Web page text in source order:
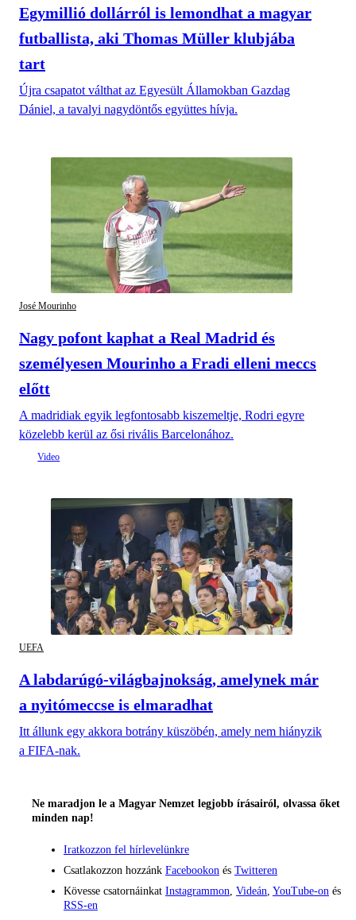
Egymillió dollárról is lemondhat a magyar
futballista, aki Thomas Müller klubjába
tart
Újra csapatot válthat az Egyesült Államokban Gazdag
Dániel, a tavalyi nagydöntős együttes hívja.
José Mourinho
Nagy pofont kaphat a Real Madrid és
személyesen Mourinho a Fradi elleni meccs
előtt
A madridiak egyik legfontosabb kiszemeltje, Rodri egyre
közelebb kerül az ősi rivális Barcelonához.
UEFA
A labdarúgó-világbajnokság, amelynek már
a nyitómeccse is elmaradhat
Itt állunk egy akkora botrány küszöbén, amely nem hiányzik
a FIFA-nak.
Ne maradjon le a Magyar Nemzet legjobb írásairól, olvassa őket
minden nap!
Iratkozzon fel hírlevelünkre
Csatlakozzon hozzánk Facebookon és Twitteren
Kövesse csatornáinkat Instagrammon, Videán, YouTube-on és
RSS-en